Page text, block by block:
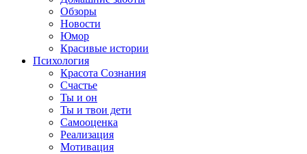
Обзоры
Новости
Юмор
Красивые истории
Психология
Красота Сознания
Счастье
Ты и он
Ты и твои дети
Самооценка
Реализация
Мотивация